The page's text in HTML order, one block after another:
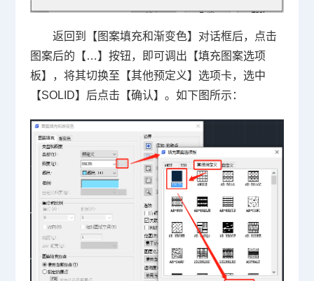
返回到【图案填充和渐变色】对话框后，点击
图案后的【…】按钮，即可调出【填充图案选项
板】，将其切换至【其他预定义】选项卡，选中
【SOLID】后点击【确认】。如下图所示：